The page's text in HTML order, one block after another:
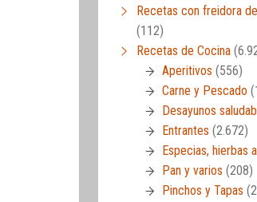
Recetas con freidora
(112)
Recetas de Cocina
Aperitivos (556)
Carne y Pescado
Desayunos
Entrantes (2.672)
Especias, hierbas
Pan y varios (208)
Pinchos y Tapas